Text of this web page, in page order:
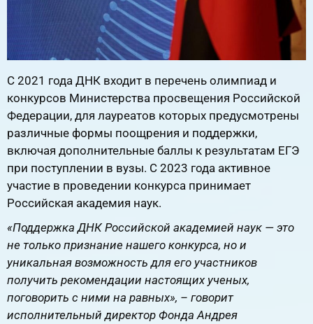
С 2021 года ДНК входит в перечень олимпиад и
конкурсов Министерства просвещения Российской
Федерации, для лауреатов которых предусмотрены
различные формы поощрения и поддержки,
включая дополнительные баллы к результатам ЕГЭ
при поступлении в вузы. С 2023 года активное
участие в проведении конкурса принимает
Российская академия наук.
«Поддержка ДНК Российской академией наук — это
не только признание нашего конкурса, но и
уникальная возможность для его участников
получить рекомендации настоящих ученых,
поговорить с ними на равных», – говорит
исполнительный директор Фонда Андрея